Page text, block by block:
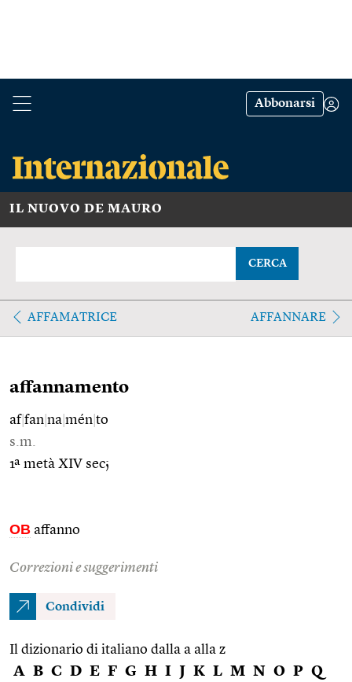
Abbonarsi
IL NUOVO DE MAURO
CERCA
AFFAMATRICE AFFANNARE
affannamento
af|fan na mén to
s.m.
1ª metà XIV sec;
OB affanno
Correzioni e suggerimenti
Condividi
Il dizionario di italiano dalla a alla z
A B C D E F G H I J K L M N O P Q